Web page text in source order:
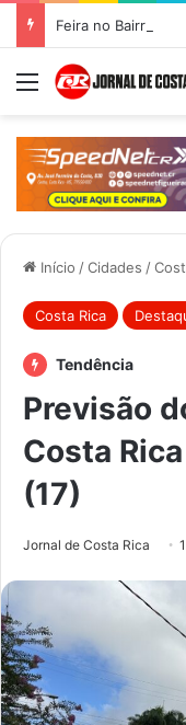
Menu
Início /Cidades /
Costa Rica
Tendência
Previsão
Costa
(17)
Jornal de Costa Rica